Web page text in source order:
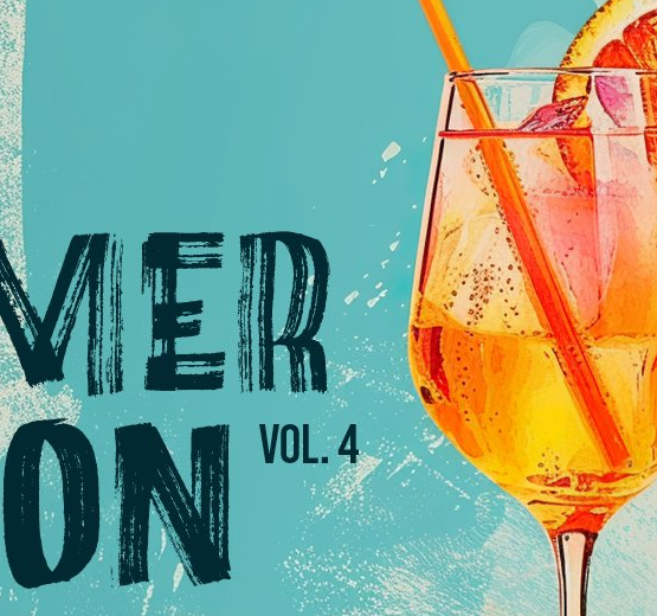
BRÜCKENTAGE
Langeweile!
Zeit zu Hause langweilen? Die Kids haben mehr Ferien als Ihr
die spannende Welt des Boulderns entdecken und erleben
Deinem Kind in denFerienund an Feier- und Brückentage ein aktives
mit viel Bewegung und Spaß zu bieten.